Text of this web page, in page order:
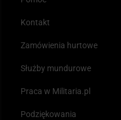
Kontakt
Zamówienia hurtowe
Służby mundurowe
Praca w Militaria.pl
Podziękowania